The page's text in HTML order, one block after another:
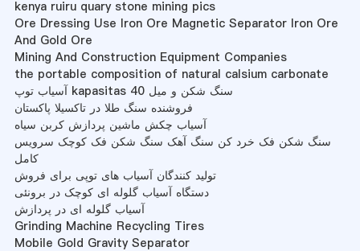
kenya ruiru quary stone mining pics
Ore Dressing Use Iron Ore Magnetic Separator Iron Ore
And Gold Ore
Mining And Construction Equipment Companies
the portable composition of natural calsium carbonate
آسیاب توپ kapasitas 40 سنگ شکن و میل
فروشنده سنگ طلا در تاکسیلا پاکستان
آسیاب چکش ماشین پردازش کربن سیاه
سنگ شکن فک خرد کن سنگ آهک سنگ شکن فک کوچک سرویس
کامل
تولید کنندگان آسیاب های توپی برای فروش
دستگاه آسیاب گلوله ای کوچک در برونئی
آسیاب گلوله ای در پردازش
Grinding Machine Recycling Tires
Mobile Gold Gravity Separator